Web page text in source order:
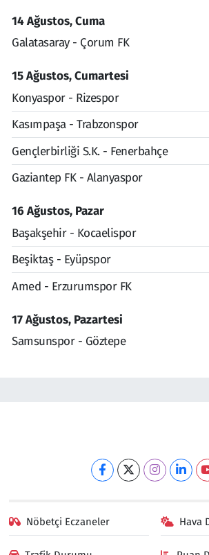
14 Ağustos, Cuma
Galatasaray - Çorum FK
15 Ağustos, Cumartesi
Konyaspor - Rizespor
Kasımpaşa - Trabzonspor
Gençlerbirliği S.K. - Fenerbahçe
Gaziantep FK - Alanyaspor
16 Ağustos, Pazar
Başakşehir - Kocaelispor
Beşiktaş - Eyüpspor
Amed - Erzurumspor FK
17 Ağustos, Pazartesi
Samsunspor - Göztepe
Nöbetçi Eczaneler Hava